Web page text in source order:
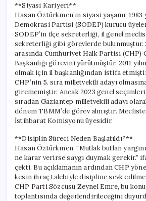
**Siyasi Kariyeri**
Hasan Öztürkmen’in siyasi yaşamı, 1983
Demokrasi Partisi (SODEP) kurucu
SODEP’in ilçe sekreterliği, il genel
sekreterliği gibi görevlerde bulunmuştur.
arasında Cumhuriyet Halk Partisi (CHP)
Başkanlığı görevini yürütmüştür. 2011
olmak için il başkanlığından istifa
CHP’nin 5. sıra milletvekili adayı
girememiştir. Ancak 2023 genel
sıradan Gaziantep milletvekili adayı
dönem TBMM’de görev almıştır.
İstihbarat Komisyonu üyesidir.
**Disiplin Süreci Neden Başlatıldı?**
Hasan Öztürkmen, “Mutlak butlan
ne karar verirse saygı duymak gerekir.”
çekti. Bu açıklamanın ardından CHP
kesin ihraç talebiyle disipline sevk
CHP Parti Sözcüsü Zeynel Emre, bu
toplantısında değerlendirileceğini